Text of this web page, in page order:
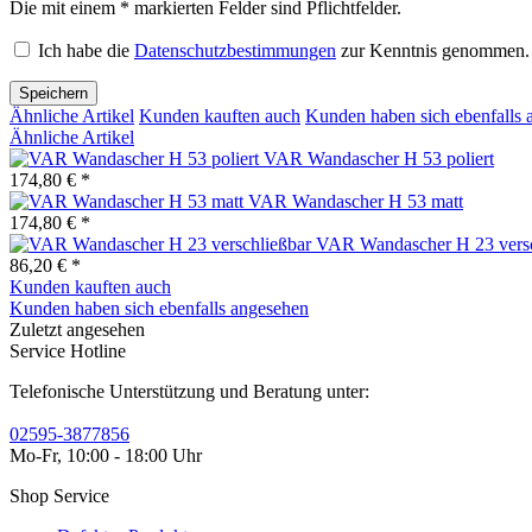
Die mit einem * markierten Felder sind Pflichtfelder.
Ich habe die Datenschutzbestimmungen zur Kenntnis genommen.
Speichern
Ähnliche Artikel Kunden kauften auch Kunden haben sich ebenfalls
Ähnliche Artikel
VAR Wandascher H 53 poliert
174,80 € *
VAR Wandascher H 53 matt
174,80 € *
VAR Wandascher H 23
86,20 € *
Kunden kauften auch
Kunden haben sich ebenfalls angesehen
Zuletzt angesehen
Service Hotline
Telefonische Unterstützung und Beratung unter:
02595-3877856
Mo-Fr, 10:00 - 18:00 Uhr
Shop Service